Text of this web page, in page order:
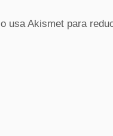
usa Akismet para